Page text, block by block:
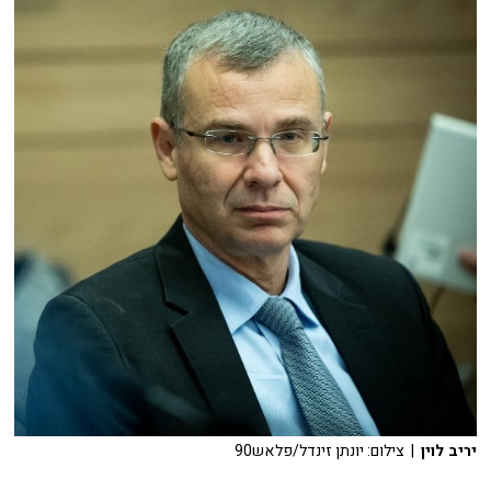
יריב לוין | צילום: יונתן זינדל/פלאש90